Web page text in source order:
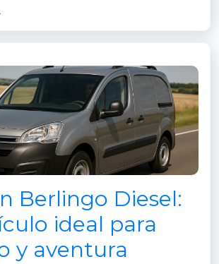
Berlingo Diesel:
ideal para
y aventura